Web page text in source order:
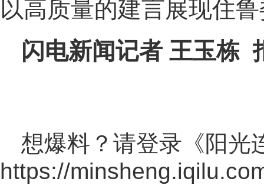
以高质量的建言展现住
闪电新闻记者 王玉栋
想爆料？请登录《阳光
https://